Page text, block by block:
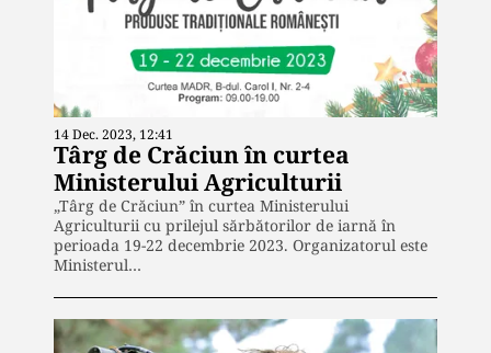
14 Dec. 2023, 12:41
Târg de Crăciun în curtea
Ministerului Agriculturii
„Târg de Crăciun” în curtea Ministerului
Agriculturii cu prilejul sărbătorilor de iarnă în
perioada 19-22 decembrie 2023. Organizatorul este
Ministerul…